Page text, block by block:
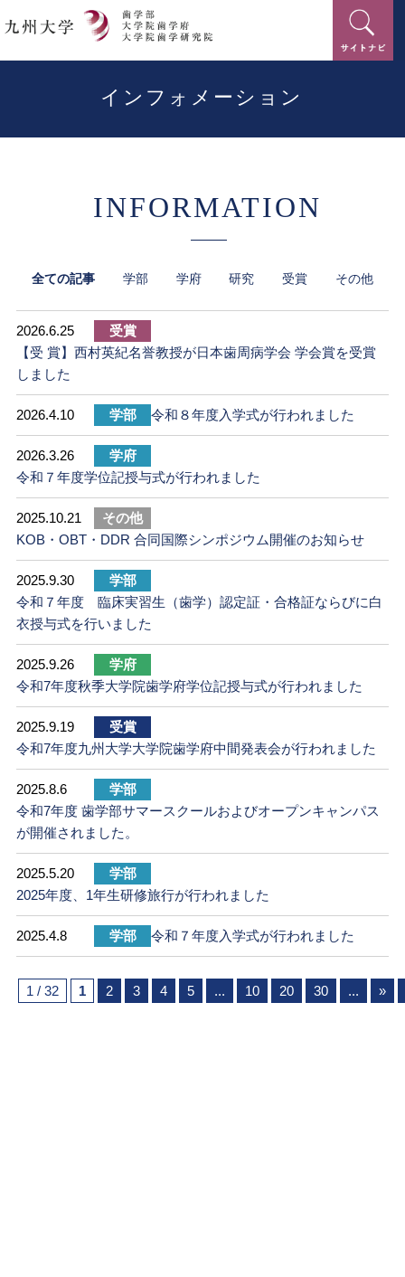
九州大学 歯学研究院 歯学府 歯
インフォメーション
INFORMATION
全ての記事 学部 学府 研究 受賞 その他
2026.6.25
受賞
【受 賞】西村英紀名誉教授が日本歯周病学会 学会賞を受賞
しました
2026.4.10 学部 令和８年度入学式が行われました
2026.3.26
学府
令和７年度学位記授与式が行われました
2025.10.21
その他
KOB・OBT・DDR 合同国際シンポジウム開催のお知らせ
2025.9.30
学部
令和７年度 臨床実習生（歯学）認定証・合格証ならびに白
衣授与式を行いました
2025.9.26
学府
令和7年度秋季大学院歯学府学位記授与式が行われました
2025.9.19
受賞
令和7年度九州大学大学院歯学府中間発表会が行われました
2025.8.6
学部
令和7年度 歯学部サマースクールおよびオープンキャンパス
が開催されました。
2025.5.20
学部
2025年度、1年生研修旅行が行われました
2025.4.8 学部 令和７年度入学式が行われました
1 / 32 1 2 3 4 5 ... 10 20 30 ... »